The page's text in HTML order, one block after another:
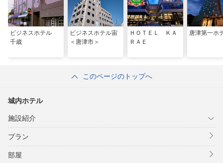
ビジネスホテル
千歳
ビジネスホテル宙
＜唐津市＞
ＨＯＴＥＬ ＫＡ
ＲＡＥ
唐津第一ホ
このページのトップへ
城内ホテル
施設紹介
プラン
部屋